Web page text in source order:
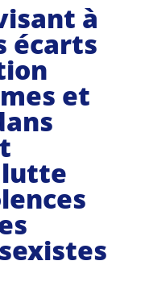
à
écarts
et
lutte